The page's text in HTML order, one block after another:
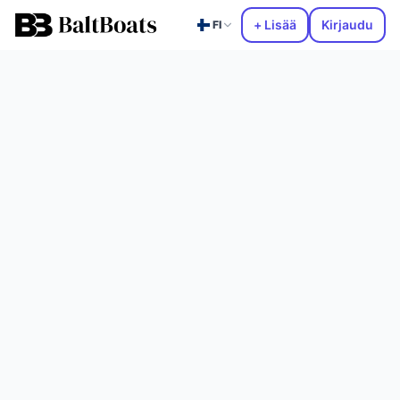
FI + Lisää Kirjaudu